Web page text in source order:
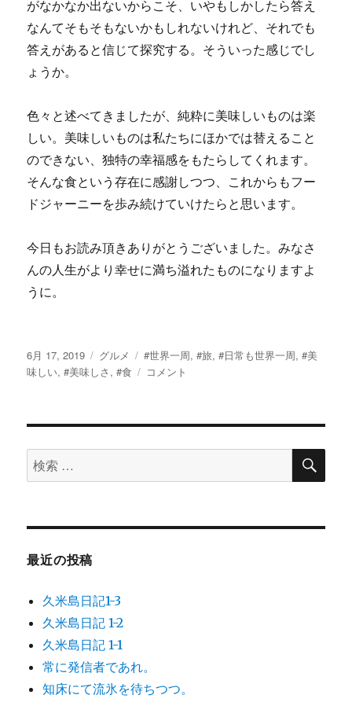
がなかなか出ないからこそ、いやもしかしたら答え
なんてそもそもないかもしれないけれど、それでも
答えがあると信じて探究する。そういった感じでし
ょうか。
色々と述べてきましたが、純粋に美味しいものは楽
しい。美味しいものは私たちにほかでは替えること
のできない、独特の幸福感をもたらしてくれます。
そんな食という存在に感謝しつつ、これからもフー
ドジャーニーを歩み続けていけたらと思います。
今日もお読み頂きありがとうございました。みなさ
んの人生がより幸せに満ち溢れたものになりますよ
うに。
投
稿
6月 17, 2019
カ
テ
ー
グルメ
タ
グ
#世界一周,#旅,#日常も世界一周,#美
味しい,#美味しさ ,#食
美
い
て
に？
コメント
検
索
象:
検
最近の投稿
久米島日記1-3
久米島日記 1-2
久米島日記 1-1
常に発信者であれ。
知床にて流氷を待ちつつ。